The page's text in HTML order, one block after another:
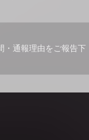
・通報理由をご報告下